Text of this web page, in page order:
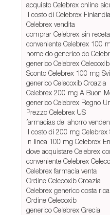
acquisto Celebrex online
Il costo di Celebrex Finlandia
Celebrex vendita
comprar Celebrex sin
conveniente Celebrex 100
nome do generico do
generico Celebrex
Sconto Celebrex 100 mg
generico Celecoxib Croazia
Celebrex 200 mg A Buon
generico Celebrex Regno
Prezzo Celebrex US
farmacias del ahorro
Il costo di 200 mg Celebrex
in linea 100 mg Celebrex
dove acquistare Celebrex
conveniente Celebrex
Celebrex farmacia venta
Ordine Celecoxib Croazia
Celebrex generico costa rica
Ordine Celecoxib
generico Celebrex Grecia